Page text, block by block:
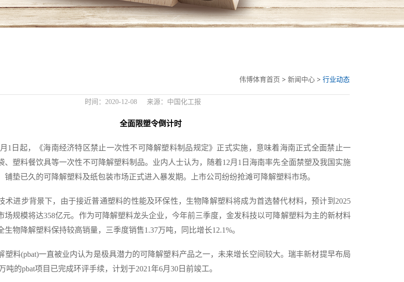
伟博体育首页 > 新闻中心 > 行业动态
时间： 2020-12-08来源： 中国化工报
全面限塑令倒计时
1日起，《海南经济特区禁止一次性不可降解塑料制品规定》正式实施，意味着海南正式全面禁止一
、塑料餐饮具等一次性不可降解塑料制品。业内人士认为，随着12月1日海南率先全面禁塑及我国实施
铺垫已久的可降解塑料及纸包装市场正式进入暴发期。上市公司纷纷抢滩可降解塑料市场。
术进步背景下，由于接近普通塑料的性能及环保性，生物降解塑料将成为首选替代材料，预计到2025
场规模将达358亿元。作为可降解塑料龙头企业，今年前三季度，金发科技以可降解塑料为主的新材料
生物降解塑料保持较高销量，三季度销售1.37万吨，同比增长12.1%。
塑料(pbat)一直被业内认为是极具潜力的可降解塑料产品之一，未来增长空间较大。瑞丰新材提早布局
吨的pbat项目已完成环评手续，计划于2021年6月30日前竣工。